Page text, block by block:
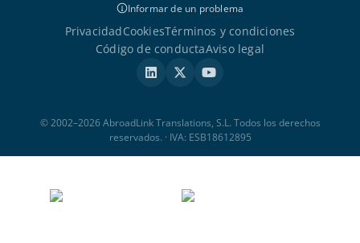
Informar de un problema
PrivacidadCookiesTérminos y condiciones
Código de conductaAviso legal
© 2002–2026 AbroadLink Translations, S.L. Todos los derechos
reservados. · IVA: ESB18612895